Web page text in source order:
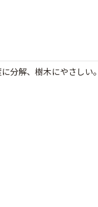
分解、樹木にやさし